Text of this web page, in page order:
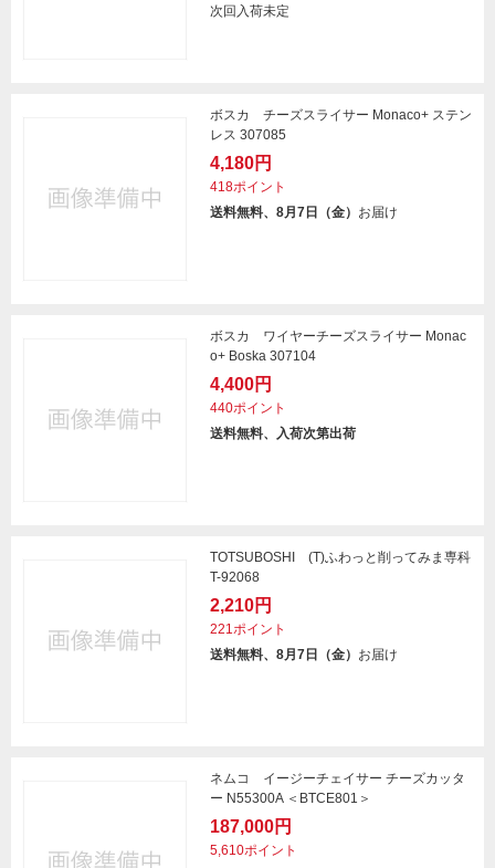
次回入荷未定
ボスカ チーズスライサー Monaco+ ステン
レス 307085
4,180円
418ポイント
送料無料、8月7日（金） お届け
ボスカ ワイヤーチーズスライサー Monac
o+ Boska 307104
4,400円
440ポイント
送料無料、入荷次第出荷
TOTSUBOSHI (T)ふわっと削ってみま専科
T-92068
2,210円
221ポイント
送料無料、8月7日（金） お届け
ネムコ イージーチェイサー チーズカッタ
ー N55300A ＜BTCE801＞
187,000円
5,610ポイント